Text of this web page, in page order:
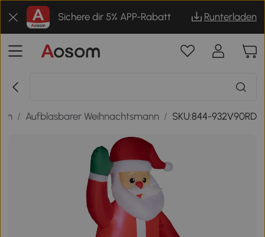
Sichere dir 5% APP-Rabatt Runterladen
/ Aufblasbarer Weihnachtsmann / SKU:844-932V90RD